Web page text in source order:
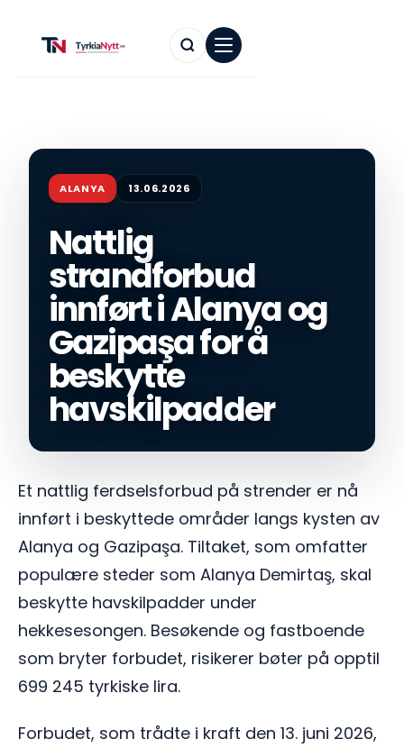
ALANYA 13.06.2026
Nattlig
strandforbud
innført i Alanya og
Gazipaşa for å
beskytte
havskilpadder
Et nattlig ferdselsforbud på strender er nå
innført i beskyttede områder langs kysten av
Alanya og Gazipaşa. Tiltaket, som omfatter
populære steder som Alanya Demirtaş, skal
beskytte havskilpadder under
hekkesesongen. Besøkende og fastboende
som bryter forbudet, risikerer bøter på opptil
699 245 tyrkiske lira.
Forbudet, som trådte i kraft den 13. juni 2026,